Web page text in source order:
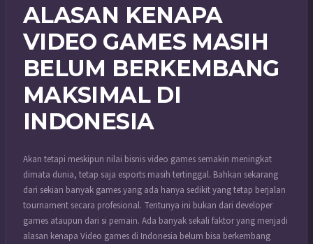
ALASAN KENAPA
VIDEO GAMES MASIH
BELUM BERKEMBANG
MAKSIMAL DI
INDONESIA
Akan tetapi meskipun nilai bisnis video games semakin meningkat
dimata dunia, tetap saja esports masih tertinggal. Bahkan sekarang
dari sekian banyak games yang ada hanya sedikit yang tetap berjalan
tournament secara profesional. Tentunya ini bukan dari developer
games ataupun dari si pemain. Ada banyak sekali faktor yang menjadi
alasan kenapa Video games di Indonesia belum bisa berkembang